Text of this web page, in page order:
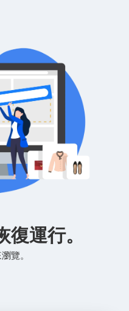
運行。
覽。